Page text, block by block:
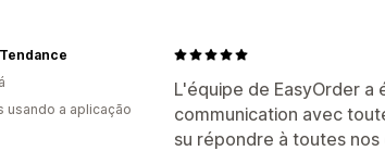
L'équipe de EasyOrder
communication avec
su répondre à toutes
usando a aplicação